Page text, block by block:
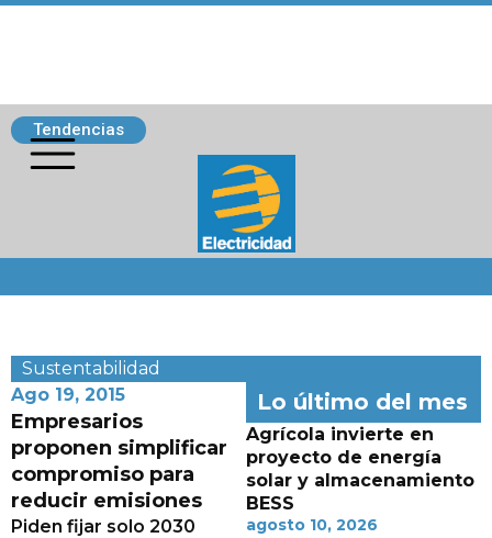
Tendencias
Sustentabilidad
Ago 19, 2015
Empresarios
proponen simplificar
compromiso para
reducir emisiones
Piden fijar solo 2030
Lo último del mes
Agrícola invierte en
proyecto de energía
solar y almacenamiento
BESS
agosto 10, 2026